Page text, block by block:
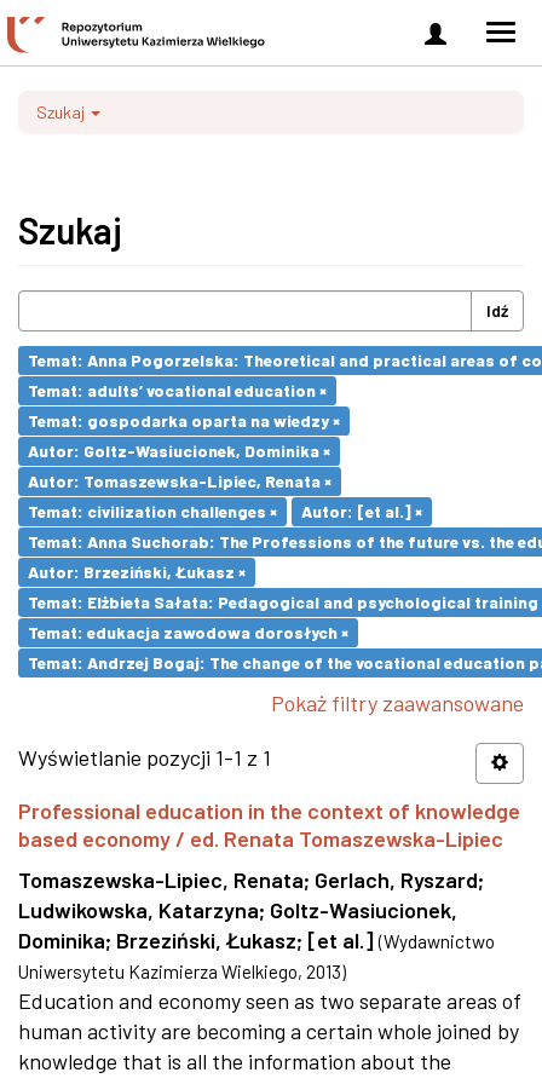
Zaloguj
się
Szukaj
Szukaj
Idź
Temat: Anna Pogorzelska: Theoretical and practical areas of
Temat: adults’ vocational education ×
Temat: gospodarka oparta na wiedzy ×
Autor: Goltz-Wasiucionek, Dominika ×
Autor: Tomaszewska-Lipiec, Renata ×
Temat: civilization challenges ×
Autor: [et al.] ×
Temat: Anna Suchorab: The Professions of the future vs. the
Autor: Brzeziński, Łukasz ×
Temat: Elżbieta Sałata: Pedagogical and psychological
Temat: edukacja zawodowa dorosłych ×
Temat: Andrzej Bogaj: The change of the vocational education
Pokaż filtry zaawansowane
Wyświetlanie pozycji 1-1 z 1
Professional education in the context of knowledge
based economy / ed. Renata Tomaszewska-Lipiec
Tomaszewska-Lipiec, Renata; Gerlach, Ryszard;
Ludwikowska, Katarzyna; Goltz-Wasiucionek,
Dominika; Brzeziński, Łukasz; [et al.] (Wydawnictwo
Uniwersytetu Kazimierza Wielkiego, 2013)
Education and economy seen as two separate areas of
human activity are becoming a certain whole joined by
knowledge that is all the information about the